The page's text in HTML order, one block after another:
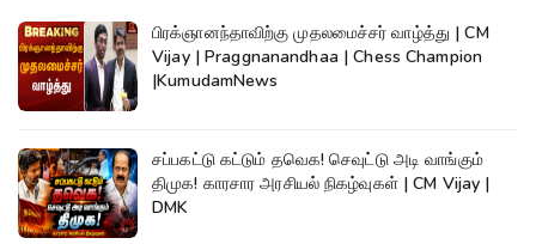
பிரக்ஞானந்தாவிற்கு முதலமைச்சர் வாழ்த்து | CM
Vijay | Praggnanandhaa | Chess Champion
|KumudamNews
சப்பகட்டு கட்டும் தவெக! செவுட்டு அடி வாங்கும்
திமுக! காரசார அரசியல் நிகழ்வுகள் | CM Vijay |
DMK